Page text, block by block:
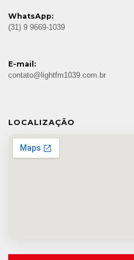
WhatsApp:
(31) 9 9669-1039
E-mail:
contato@lightfm1039.com.br
LOCALIZAÇÃO